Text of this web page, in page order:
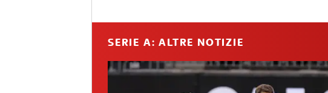
SERIE A: ALTRE NOTIZIE